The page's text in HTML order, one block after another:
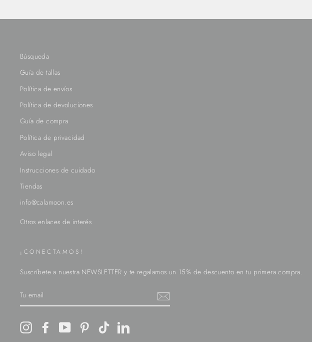
Búsqueda
Guía de tallas
Política de envíos
Política de devoluciones
Guía de compra
Política de privacidad
Aviso legal
Instrucciones de cuidado
Tiendas
info@calamoon.es
¡CONECTAMOS!
Suscríbete a nuestra NEWSLETTER y te regalamos un 15% de descuento en tu primera compra.
EMAIL
InstagramFacebookYouTube Pinterest TikTok